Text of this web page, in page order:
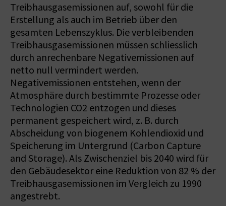
Treibhausgasemissionen auf, sowohl für die
Erstellung als auch im Betrieb über den
gesamten Lebenszyklus. Die verbleibenden
Treibhausgasemissionen müssen schliesslich
durch anrechenbare Negativemissionen auf
netto null vermindert werden.
Negativemissionen entstehen, wenn der
Atmosphäre durch bestimmte Prozesse oder
Technologien CO2 entzogen und dieses
permanent gespeichert wird, z. B. durch
Abscheidung von biogenem Kohlendioxid und
Speicherung im Untergrund (Carbon Capture
and Storage). Als Zwischenziel bis 2040 wird für
den Gebäudesektor eine Reduktion von 82 % der
Treibhausgasemissionen im Vergleich zu 1990
angestrebt.